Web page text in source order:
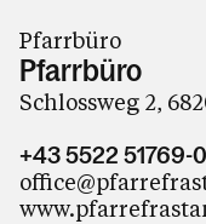
Kontakt
Pfarrbüro
Pfarrbüro
Schlossweg 2,
+43 5522 51769-0